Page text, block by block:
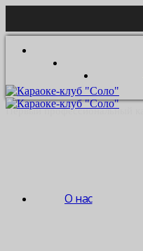
Первый профессиональный
О нас